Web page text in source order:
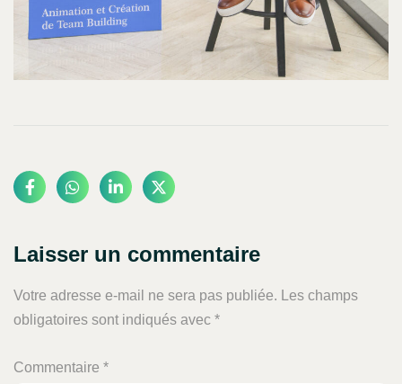
Laisser un commentaire
Votre adresse e-mail ne sera pas publiée.
Les champs
obligatoires sont indiqués avec *
Commentaire *